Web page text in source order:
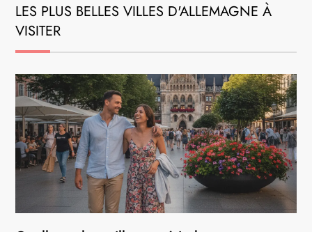
LES PLUS BELLES VILLES D'ALLEMAGNE À
VISITER